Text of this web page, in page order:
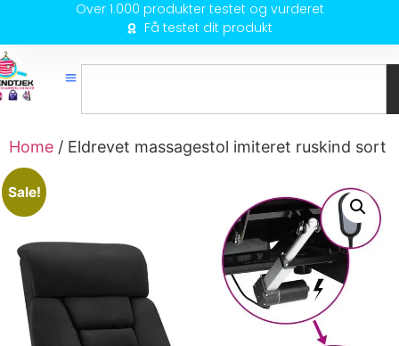
Over 1.000 produkter testet og vurderet
Få testet dit produkt
Home / Eldrevet massagestol imiteret ruskind sort
Sale!